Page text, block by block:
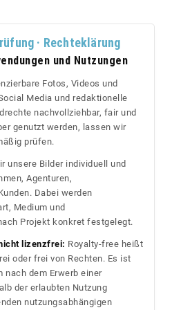
· Rechteklärung
und Nutzungen
Fotos, Videos und
Media und redaktionelle
nachvollziehbar, fair und
genutzt werden, lassen wir
prüfen.
unsere Bilder individuell und
Agenturen,
Dabei werden
Medium und
Projekt konkret festgelegt.
lizenzfrei: Royalty-free heißt
oder frei von Rechten. Es ist
nach dem Erwerb einer
der erlaubten Nutzung
nutzungsabhängigen